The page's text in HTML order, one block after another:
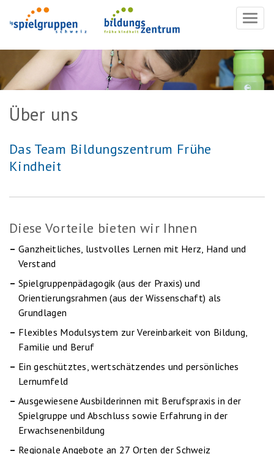
Über uns
Das Team Bildungszentrum Frühe
Kindheit
Diese Vorteile bieten wir Ihnen
Ganzheitliches, lustvolles Lernen mit Herz, Hand und
Verstand
Spielgruppenpädagogik (aus der Praxis) und
Orientierungsrahmen (aus der Wissenschaft) als
Grundlagen
Flexibles Modulsystem zur Vereinbarkeit von Bildung,
Familie und Beruf
Ein geschütztes, wertschätzendes und persönliches
Lernumfeld
Ausgewiesene Ausbilderinnen mit Berufspraxis in der
Spielgruppe und Abschluss sowie Erfahrung in der
Erwachsenenbildung
Regionale Angebote an 27 Orten der Schweiz